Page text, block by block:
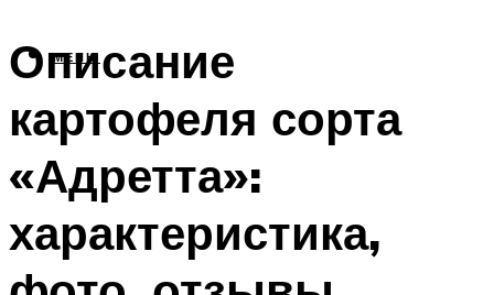
МЕНЮ
Описание
картофеля сорта
«Адретта»:
характеристика,